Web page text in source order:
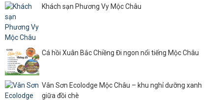
Khách sạn Phương Vy Mộc Châu
Cá hồi Xuân Bắc Chiềng Đi ngon nổi tiếng Mộc Châu
Vân Sơn Ecolodge Mộc Châu – khu nghỉ dưỡng xanh
giữa đồi chè